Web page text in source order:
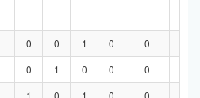
0 0 1 0 0
0 1 0 0 0
1 0 1 0 0